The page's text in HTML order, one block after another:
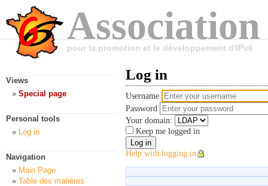
pour la promotion et le développement d'IPv6
Log in
Username
Password
Your domain:
Keep me logged in
Help with logging in
Views
Special page
Personal tools
Log in
Navigation
Main Page
Table des matières